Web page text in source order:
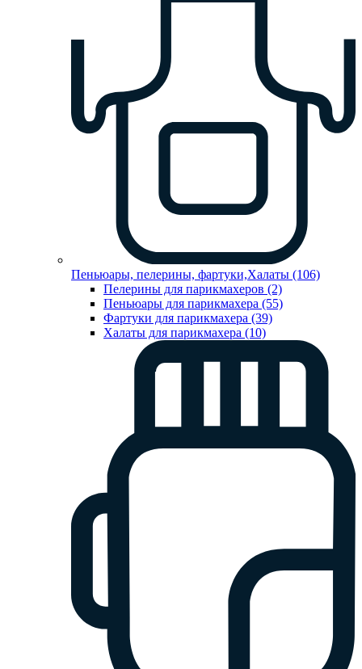
Пеньюары, пелерины, фартуки,Халаты (106)
Пелерины для парикмахеров (2)
Пеньюары для парикмахера (55)
Фартуки для парикмахера (39)
Халаты для парикмахера (10)